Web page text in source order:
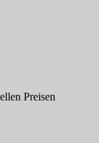
Preisen